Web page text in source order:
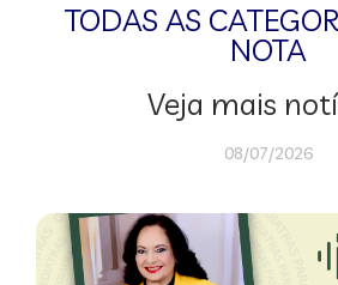
TODAS AS
NOTA
Veja mais
08/07/2026